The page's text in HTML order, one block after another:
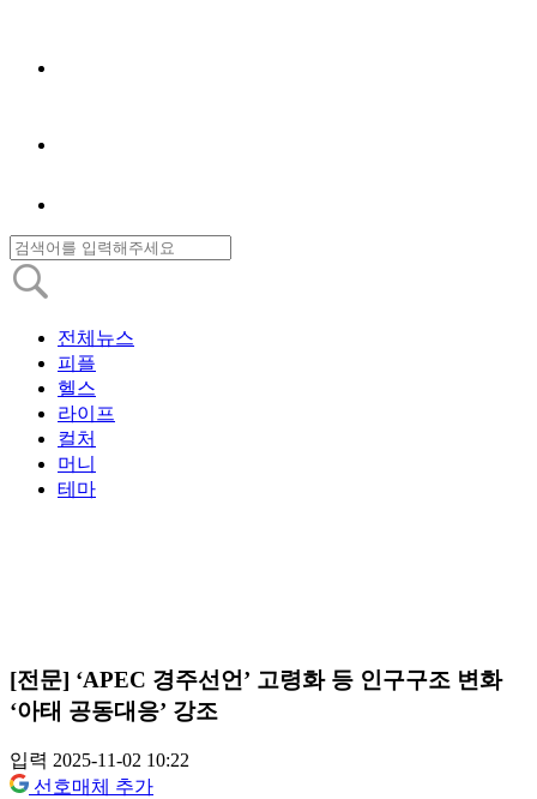
전체뉴스
피플
헬스
라이프
컬처
머니
테마
[전문] ‘APEC 경주선언’ 고령화 등 인구구조 변화
‘아태 공동대응’ 강조
입력 2025-11-02 10:22
선호매체 추가